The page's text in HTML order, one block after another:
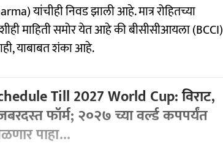
यांचीही निवड झाली आहे. मात्र रोहितच्या
माहिती समोर येत आहे की बीसीसीआयला (BCCI)
याबाबत शंका आहे.
Till 2027 World Cup: विराट,
फॉर्म; २०२७ च्या वर्ल्ड कपपर्यंत
पाहा...